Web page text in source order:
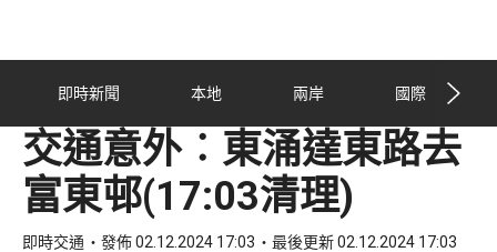
即時新聞 本地 兩岸 國際
交通意外︰東涌達東路去
富東邨(17:03清理)
即時交通 發佈 02.12.2024 17:03 最後更新 02.12.2024 17:03